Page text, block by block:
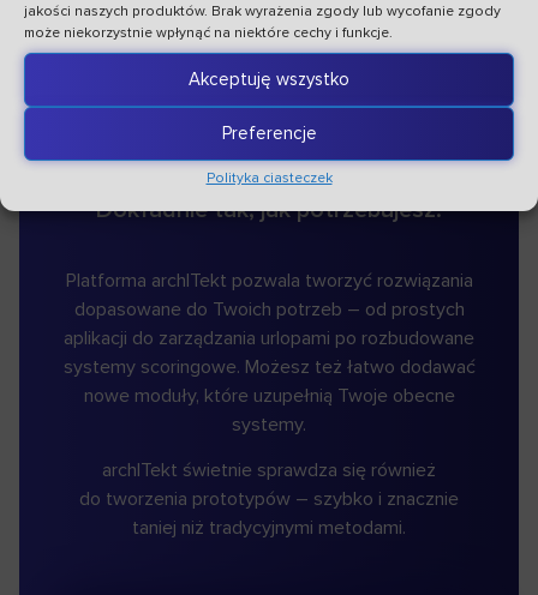
jakości naszych produktów. Brak wyrażenia zgody lub wycofanie zgody
może niekorzystnie wpłynąć na niektóre cechy i funkcje.
Akceptuję wszystko
Preferencje
Polityka ciasteczek
Od prostych aplikacji po złożone
systemy.
Dokładnie tak, jak potrzebujesz.
Platforma archITekt pozwala tworzyć rozwiązania
dopasowane do Twoich potrzeb – od prostych
aplikacji do zarządzania urlopami po rozbudowane
systemy scoringowe. Możesz też łatwo dodawać
nowe moduły, które uzupełnią Twoje obecne
systemy.
archITekt świetnie sprawdza się również
do tworzenia prototypów – szybko i znacznie
taniej niż tradycyjnymi metodami.